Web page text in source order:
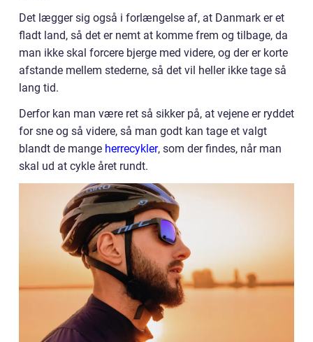
Det lægger sig også i forlængelse af, at Danmark er et
fladt land, så det er nemt at komme frem og tilbage, da
man ikke skal forcere bjerge med videre, og der er korte
afstande mellem stederne, så det vil heller ikke tage så
lang tid.
Derfor kan man være ret så sikker på, at vejene er ryddet
for sne og så videre, så man godt kan tage et valgt
blandt de mange herrecykler, som der findes, når man
skal ud at cykle året rundt.